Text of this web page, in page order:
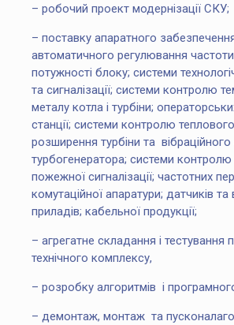
– робочий проект модернізації СКУ;
– поставку апаратного
автоматичного регулювання
потужності блоку; системи
та сигналізації; системи контролю
металу котла і турбіни;
станції; системи контролю
розширення турбіни та вібраційного
турбогенератора; системи контролю
пожежної сигналізації; частотних
комутаційної апаратури; датчиків
приладів; кабельної продукції;
– агрегатне складання і тестування
технічного комплексу,
– розробку алгоритмів і
– демонтаж, монтаж та